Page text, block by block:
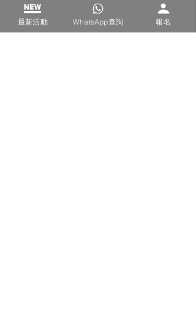
畫作及格式要求
最新活動 WhatsApp查詢 報名